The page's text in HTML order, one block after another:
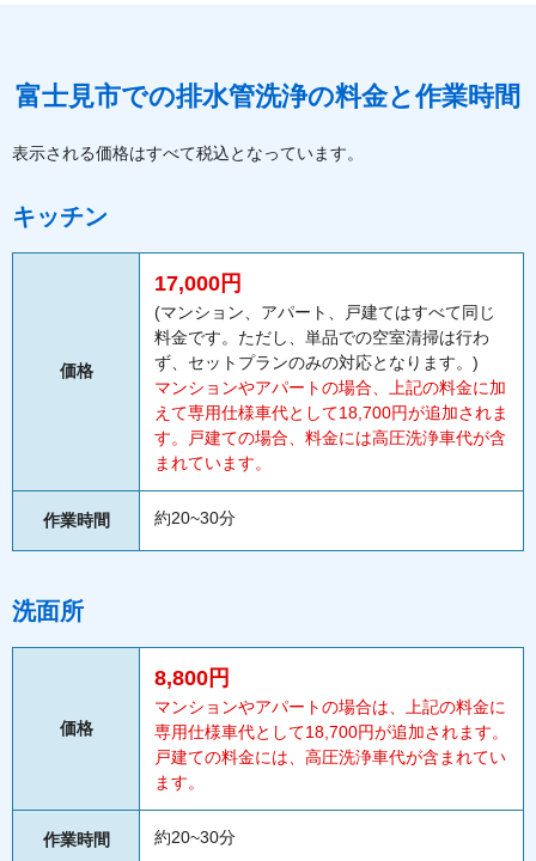
富士見市での排水管洗浄の料金と作業時間
表示される価格はすべて税込となっています。
キッチン
価格
17,000円
(マンション、アパート、戸建てはすべて同じ
料金です。ただし、単品での空室清掃は行わ
ず、セットプランのみの対応となります。)
マンションやアパートの場合、上記の料金に加
えて専用仕様車代として18,700円が追加されま
す。戸建ての場合、料金には高圧洗浄車代が含
まれています。
作業時間 約20~30分
洗面所
価格
8,800円
マンションやアパートの場合は、上記の料金に
専用仕様車代として18,700円が追加されます。
戸建ての料金には、高圧洗浄車代が含まれてい
ます。
作業時間 約20~30分